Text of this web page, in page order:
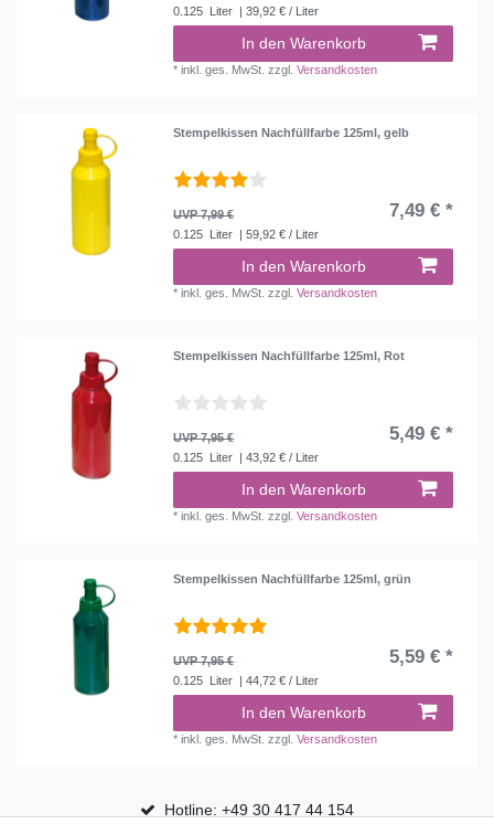
0.125 Liter | 39,92 € / Liter
In den Warenkorb
*inkl. ges. MwSt. zzgl.Versandkosten
Stempelkissen Nachfüllfarbe 125ml, gelb
UVP 7,99 € 7,49 € *
0.125 Liter | 59,92 € / Liter
In den Warenkorb
*inkl. ges. MwSt. zzgl.Versandkosten
Stempelkissen Nachfüllfarbe 125ml, Rot
UVP 7,95 € 5,49 € *
0.125 Liter | 43,92 € / Liter
In den Warenkorb
*inkl. ges. MwSt. zzgl.Versandkosten
Stempelkissen Nachfüllfarbe 125ml, grün
UVP 7,95 € 5,59 € *
0.125 Liter | 44,72 € / Liter
In den Warenkorb
*inkl. ges. MwSt. zzgl.Versandkosten
Hotline: +49 30 417 44 154